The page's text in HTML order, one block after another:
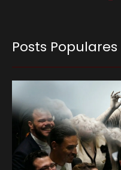
Posts Populares